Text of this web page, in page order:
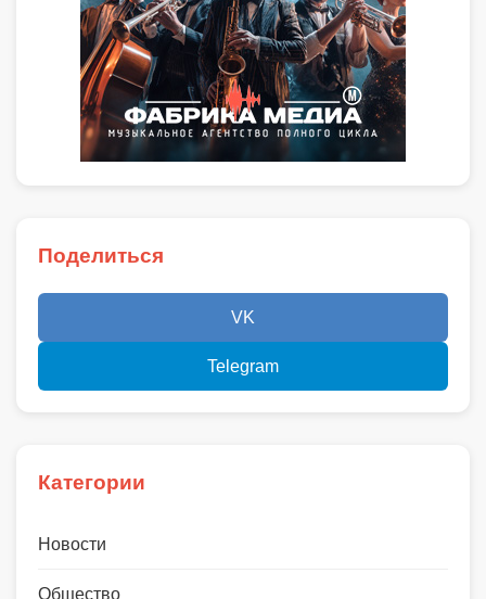
Поделиться
VK
Telegram
Категории
Новости
Общество